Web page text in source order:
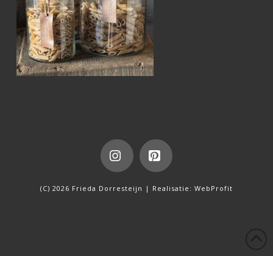
InstagramPinterest
(C) 2026 Frieda Dorresteijn | Realisatie: WebProfit